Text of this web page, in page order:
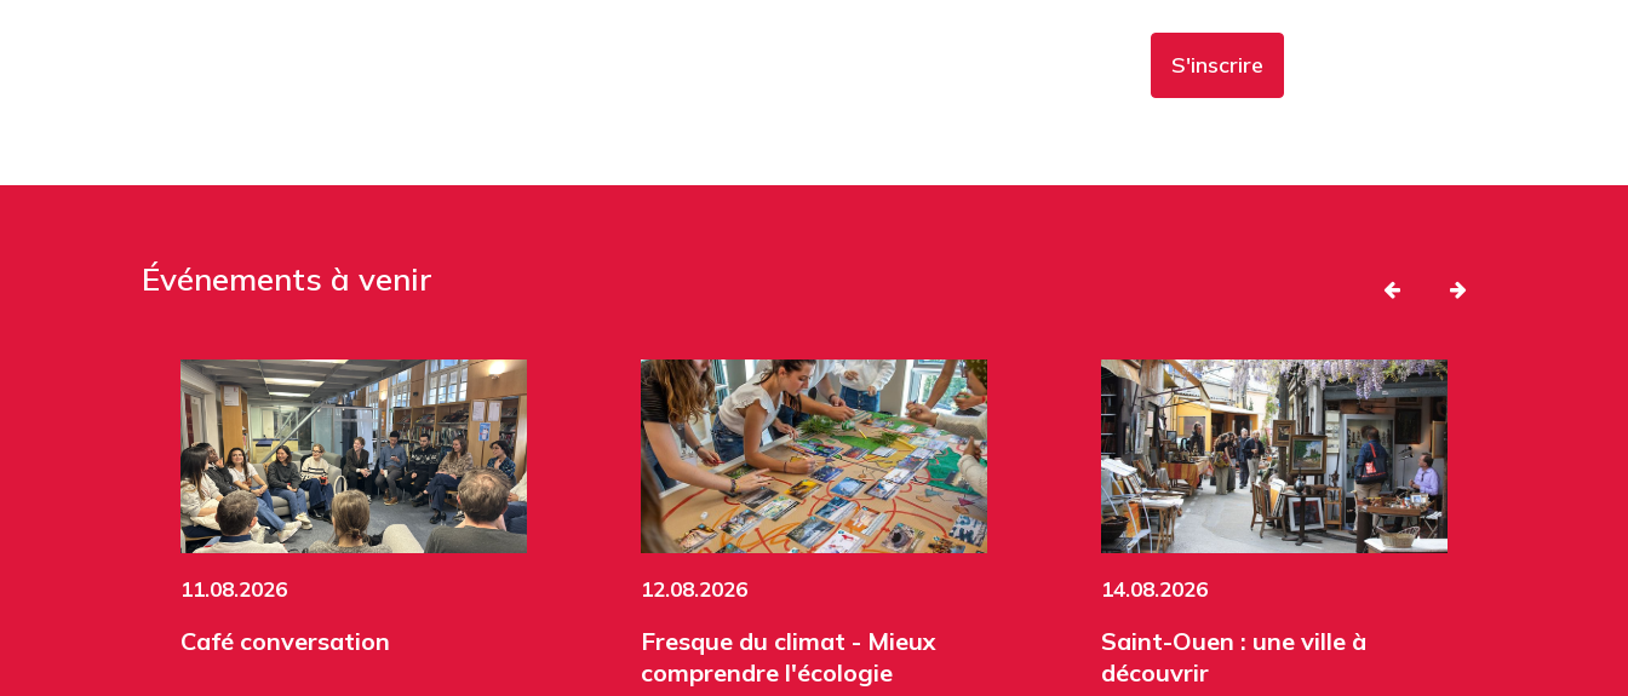
S'inscrire
Événements à venir
11.08.2026
Café conversation
12.08.2026
Fresque du climat - Mieux
comprendre l'écologie
14.08.2026
Saint-Ouen : une ville à
découvrir